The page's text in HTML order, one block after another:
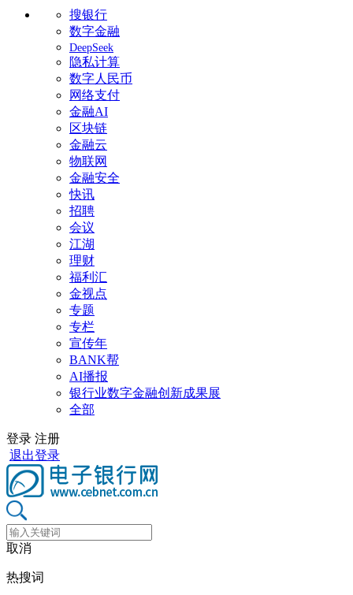
搜银行
数字金融
DeepSeek
隐私计算
数字人民币
网络支付
金融AI
区块链
金融云
物联网
金融安全
快讯
招聘
会议
江湖
理财
福利汇
金视点
专题
专栏
宣传年
BANK帮
AI播报
银行业数字金融创新成果展
全部
登录 注册
退出登录
取消
热搜词